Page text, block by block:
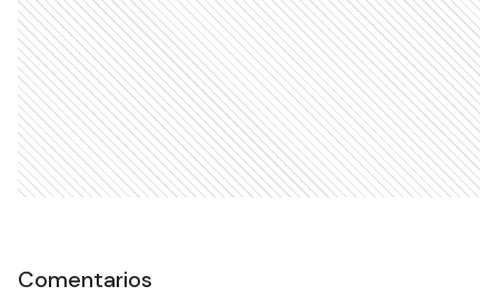
Comentarios